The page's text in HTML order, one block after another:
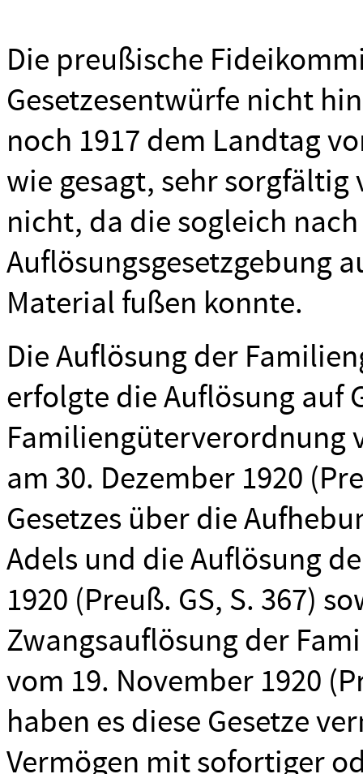
Die preußische
Gesetzesentwürfe nicht
noch 1917 dem Landtag
wie gesagt, sehr
nicht, da die sogleich
Auflösungsgesetzgebung
Material fußen konnte.
Die Auflösung der
erfolgte die Auflösung auf
Familiengüterverordnung
am 30. Dezember 1920
Gesetzes über die
Adels und die Auflösung
1920 (Preuß. GS, S. 367)
Zwangsauflösung der
vom 19. November 1920
haben es diese Gesetze
Vermögen mit sofortiger